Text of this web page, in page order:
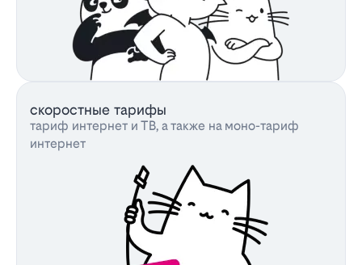
скоростные тарифы
тариф интернет и ТВ, а также на моно-тариф
интернет